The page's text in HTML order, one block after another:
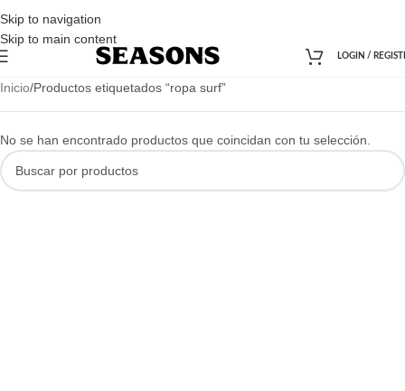
Skip to navigation
Skip to main content
LOGIN /
Inicio Productos etiquetados “ropa surf”
No se han encontrado productos que coincidan con tu selección.